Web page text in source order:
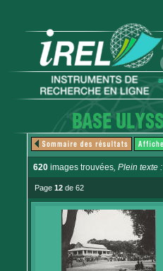
620 images trouvées, Plein texte :
Page 12 de 62